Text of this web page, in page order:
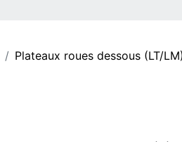
Plateaux roues dessous (LT/LM)